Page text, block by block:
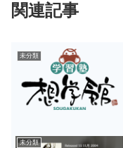
関連記事
未分類
未分類